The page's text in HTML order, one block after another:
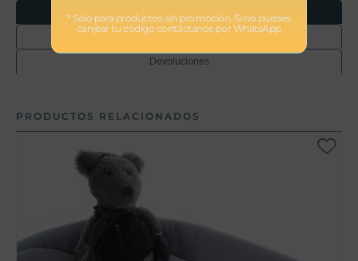
Opiniones
Devoluciones
PRODUCTOS RELACIONADOS
* Solo para productos sin promoción. Si no puedes
canjear tu código contáctanos por WhatsApp